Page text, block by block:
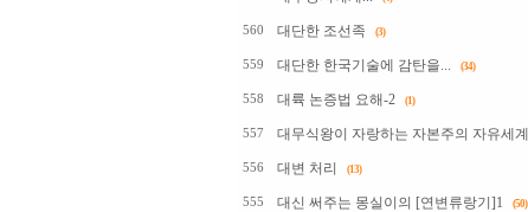
560 대단한 조선족 (3)
559 대단한 한국기술에 감탄을... (34)
558 대륙 논증법 요해-2 (1)
557 대무식왕이 자랑하는 자본주의 자유세계
556 대변 처리 (13)
555 대신 써주는 몽실이의 [연변류랑기]1 (50)